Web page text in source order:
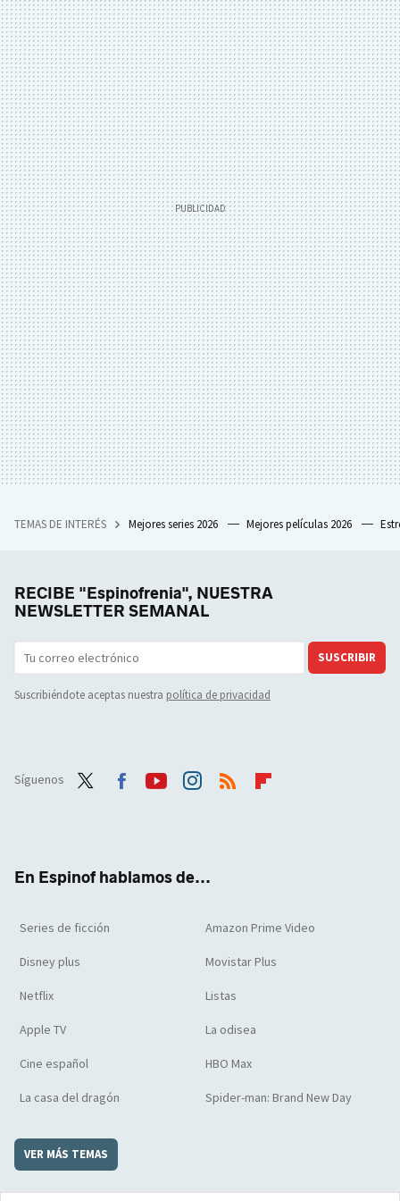
TEMAS DE INTERÉS Mejores series 2026 Mejores películas 2026
RECIBE "Espinofrenia", NUESTRA
NEWSLETTER SEMANAL
SUSCRIBIR
Suscribiéndote aceptas nuestra política de privacidad
Síguenos
En Espinof hablamos de...
Series de ficción Amazon Prime Video
Disney plus Movistar Plus
Netflix Listas
Apple TV La odisea
Cine español HBO Max
La casa del dragón Spider-man: Brand New Day
VER MÁS TEMAS